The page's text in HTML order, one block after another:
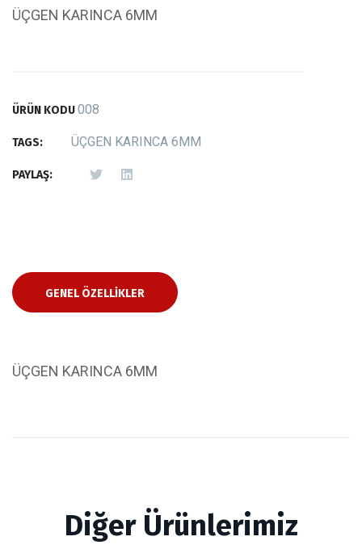
ÜÇGEN KARINCA 6MM
ÜRÜN KODU008
TAGS: ÜÇGEN KARINCA 6MM
PAYLAŞ:
GENEL ÖZELLIKLER
ÜÇGEN KARINCA 6MM
Diğer Ürünlerimiz